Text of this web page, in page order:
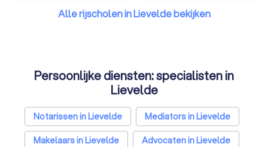
Alle rijscholen in Lievelde bekijken
Persoonlijke diensten: specialisten in
Lievelde
Notarissen in Lievelde
Mediators in Lievelde
Makelaars in Lievelde
Advocaten in Lievelde